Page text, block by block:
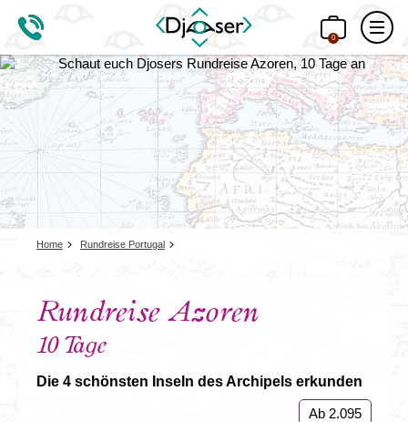
0
Home Rundreise Portugal
Rundreise Azoren
10 Tage
Die 4 schönsten Inseln des Archipels erkunden
Ab 2.095